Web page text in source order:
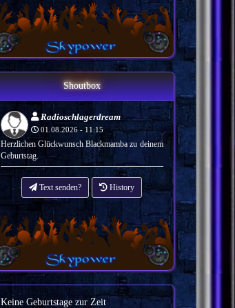
Shoutbox
Radioschlagerdream
01.08.2026 - 11:15
Herzlichen Glückwunsch Blackmamba zu deinem
Geburtstag.
Text senden? History
Keine Geburtstage zur Zeit